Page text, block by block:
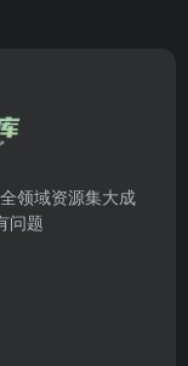
领域资源集大成
问题